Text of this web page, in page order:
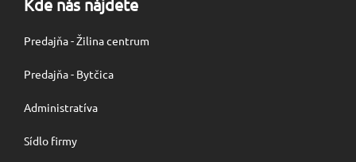
Kde nás nájdete
Predajňa - Žilina centrum
Predajňa - Bytčica
Administratíva
Sídlo firmy